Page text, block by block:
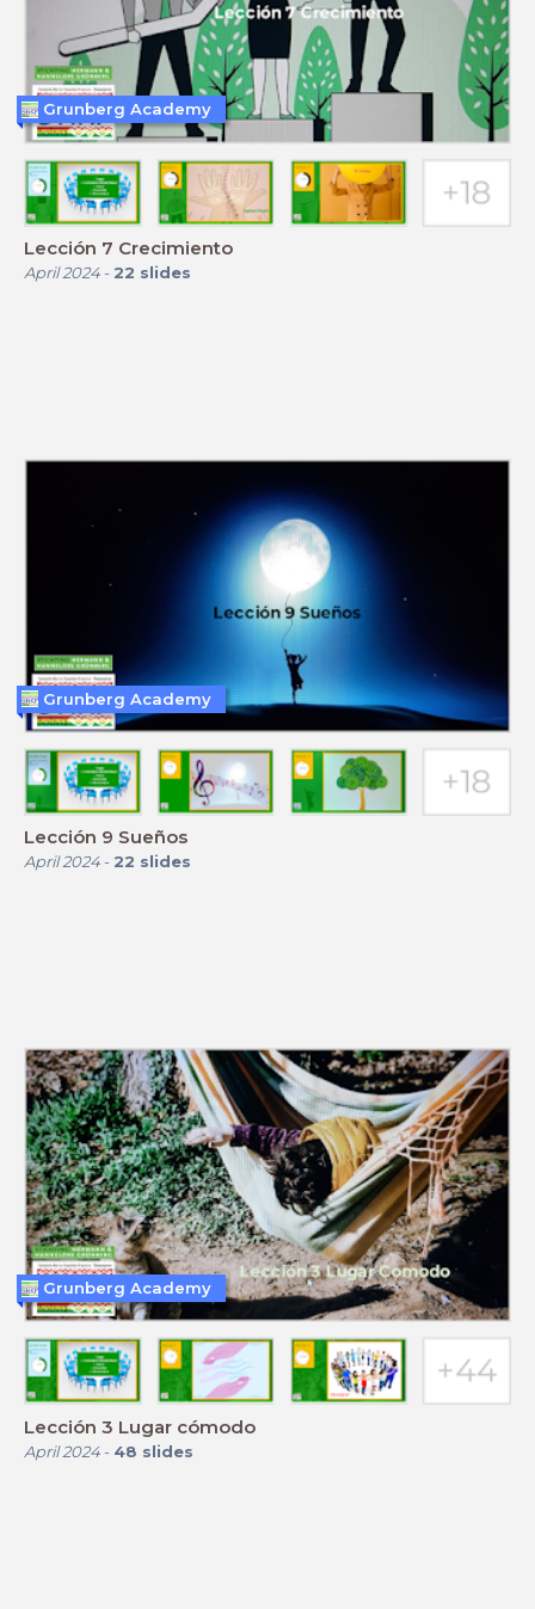
Lección 7 Crecimiento
April 2024- 22 slides
Grunberg Academy
Lección 9 Sueños
April 2024- 22 slides
Grunberg Academy
Lección 3 Lugar cómodo
April 2024- 48 slides
Grunberg Academy